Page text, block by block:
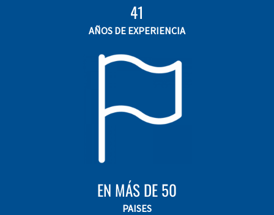
41
AÑOS DE EXPERIENCIA
EN MÁS DE 50
PAISES